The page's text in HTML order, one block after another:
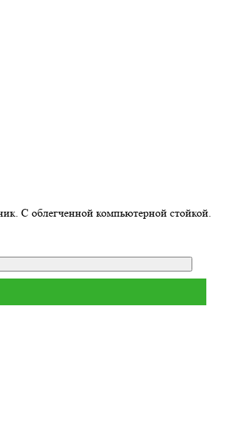
С облегченной компьютерной стойкой.